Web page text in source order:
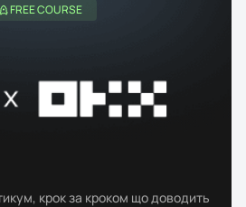
FREE COURSE
крок за кроком що доводить